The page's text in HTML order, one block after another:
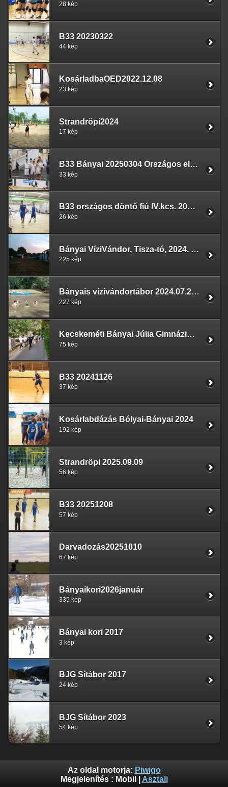
28 kép
B33 20230322
44 kép
KosárladbaOED2022.12.08
23 kép
Strandröpi2024
17 kép
B33 Bányai 20250304 Országos elődöntő
33 kép
B33 országos döntő fiú IV.kcs. 2025.06.14
26 kép
Bányai VíziVándor, Tisza-tó, 2024. - Poroszló
225 kép
Bányais vízivándortábor 2024.07.22-07.28, Tisza-tó
227 kép
Kecskeméti Bányai Júlia Gimnázium Európai Diáksport Nap 2021
75 kép
B33 20241126
37 kép
Kosárlabdázás Bólyai-Bányai 2024
192 kép
Strandröpi 2025.09.09
56 kép
B33 20251208
57 kép
Darvadozás20251010
67 kép
Bányaikori2026január
335 kép
Bányai kori 2017
3 kép
BJG Sítábor 2017
24 kép
BJG Sítábor 2023
54 kép
Az oldal motorja: Piwigo
Megjelenítés : Mobil Asztali